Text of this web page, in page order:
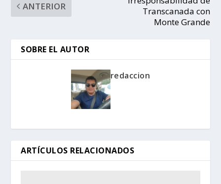
ANTERIOR
Transcanada con
Monte Grande
SOBRE EL AUTOR
redaccion
ARTÍCULOS RELACIONADOS